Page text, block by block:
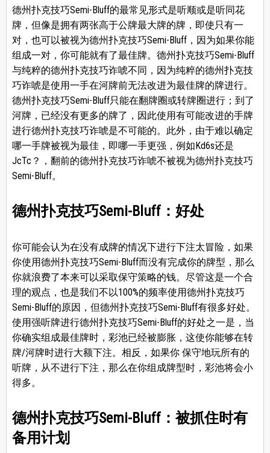
德州扑克技巧Semi-Bluff的最常见形式是听顺或是听同花
牌，但像是拥有两张高于公牌最大牌的牌，即使只有一
对，也可以被视为德州扑克技巧Semi-Bluff，因为如果你能
组成一对，你可能就有了最佳牌。德州扑克技巧Semi-Bluff
与纯粹的德州扑克技巧诈唬不同，因为纯粹的德州扑克技
巧诈唬是使用一手在河牌前无法改进为最佳牌的牌进行。
德州扑克技巧Semi-Bluff只能在翻牌圈或转牌圈进行；到了
河牌，已经没有更多的牌了，因此使用有可能改进的手牌
进行德州扑克技巧诈唬是不可能的。此外，由于难以确定
哪一手牌被视为最佳，即哪一手更强，例如Kd6s还是
JcTc？，翻前的德州扑克技巧诈唬不被视为德州扑克技巧
Semi-Bluff。
德州扑克技巧Semi-Bluff：好处
你可能会认为在没有成牌的情况下进行下注太冒险，如果
你使用德州扑克技巧Semi-Bluff而没有完成你的牌型，那么
你就浪费了本来可以采取保守策略的钱。尽管这是一个合
理的观点，也是我们不以100%的频率使用德州扑克技巧
Semi-Bluff的原因，但德州扑克技巧Semi-Bluff有很多好处。
使用强听牌进行德州扑克技巧Semi-Bluff的好处之一是，当
你确实组成最佳牌时，彩池已经被膨胀，这使你能够在转
牌/河牌时进行大额下注。相反，如果你 保守地玩所有的
听牌，从不进行下注，那么在你组成牌型时，彩池将会小
得多。
德州扑克技巧Semi-Bluff：被抓住时有
备用计划